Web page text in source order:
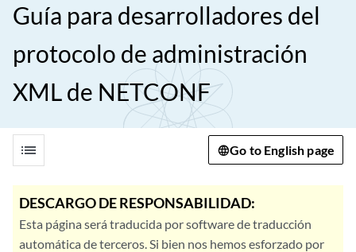
Guía para desarrolladores del
protocolo de administración
XML de NETCONF
list Go to English page
DESCARGO DE RESPONSABILIDAD:
Esta página será traducida por software de traducción
automática de terceros. Si bien nos hemos esforzado por